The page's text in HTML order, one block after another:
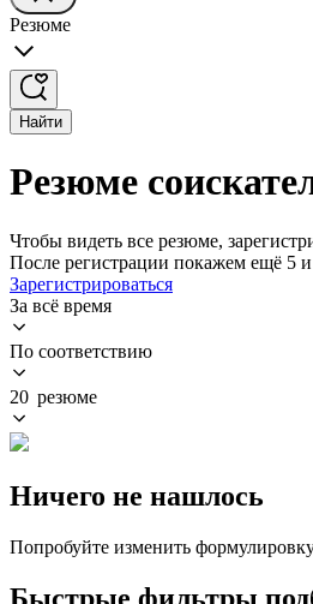
Резюме
Найти
Резюме
Чтобы видеть все резюме,
После регистрации покажем ещё 5
Зарегистрироваться
За всё время
По соответствию
20 резюме
Ничего не нашлось
Попробуйте изменить
Быстрые фильтры